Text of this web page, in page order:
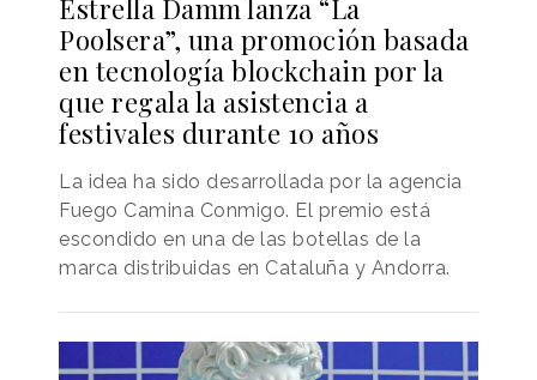
Estrella Damm lanza “La
Poolsera”, una promoción basada
en tecnología blockchain por la
que regala la asistencia a
festivales durante 10 años
La idea ha sido desarrollada por la agencia
Fuego Camina Conmigo. El premio está
escondido en una de las botellas de la
marca distribuidas en Cataluña y Andorra.